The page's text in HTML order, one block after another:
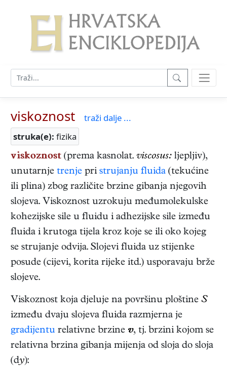
viskoznost
traži dalje ...
struka(e): fizika
viskoznost (prema kasnolat. viscosus: ljepljiv),
unutarnje trenje pri strujanju fluida (tekućine
ili plina) zbog različite brzine gibanja njegovih
slojeva. Viskoznost uzrokuju međumolekulske
kohezijske sile u fluidu i adhezijske sile između
fluida i krutoga tijela kroz koje se ili oko kojeg
se strujanje odvija. Slojevi fluida uz stijenke
posude (cijevi, korita rijeke itd.) usporavaju brže
slojeve.
Viskoznost koja djeluje na površinu ploštine S
između dvaju slojeva fluida razmjerna je
gradijentu relativne brzine v, tj. brzini kojom se
relativna brzina gibanja mijenja od sloja do sloja
(dy):